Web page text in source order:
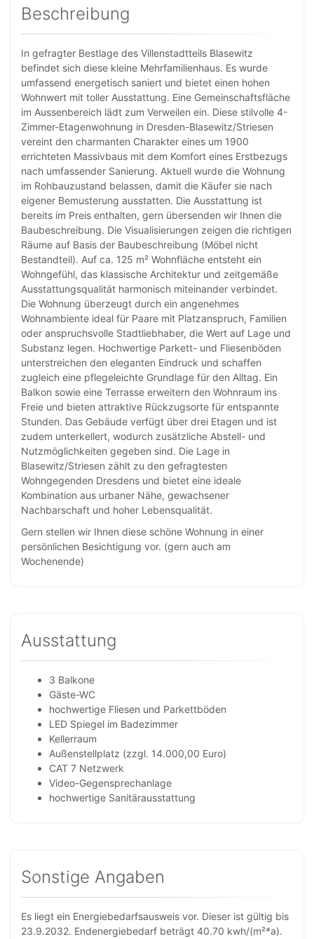
Beschreibung
In gefragter Bestlage des Villenstadtteils Blasewitz
befindet sich diese kleine Mehrfamilienhaus. Es wurde
umfassend energetisch saniert und bietet einen hohen
Wohnwert mit toller Ausstattung. Eine Gemeinschaftsfläche
im Aussenbereich lädt zum Verweilen ein. Diese stilvolle 4-
Zimmer-Etagenwohnung in Dresden-Blasewitz/Striesen
vereint den charmanten Charakter eines um 1900
errichteten Massivbaus mit dem Komfort eines Erstbezugs
nach umfassender Sanierung. Aktuell wurde die Wohnung
im Rohbauzustand belassen, damit die Käufer sie nach
eigener Bemusterung ausstatten. Die Ausstattung ist
bereits im Preis enthalten, gern übersenden wir Ihnen die
Baubeschreibung. Die Visualisierungen zeigen die richtigen
Räume auf Basis der Baubeschreibung (Möbel nicht
Bestandteil). Auf ca. 125 m² Wohnfläche entsteht ein
Wohngefühl, das klassische Architektur und zeitgemäße
Ausstattungsqualität harmonisch miteinander verbindet.
Die Wohnung überzeugt durch ein angenehmes
Wohnambiente ideal für Paare mit Platzanspruch, Familien
oder anspruchsvolle Stadtliebhaber, die Wert auf Lage und
Substanz legen. Hochwertige Parkett- und Fliesenböden
unterstreichen den eleganten Eindruck und schaffen
zugleich eine pflegeleichte Grundlage für den Alltag. Ein
Balkon sowie eine Terrasse erweitern den Wohnraum ins
Freie und bieten attraktive Rückzugsorte für entspannte
Stunden. Das Gebäude verfügt über drei Etagen und ist
zudem unterkellert, wodurch zusätzliche Abstell- und
Nutzmöglichkeiten gegeben sind. Die Lage in
Blasewitz/Striesen zählt zu den gefragtesten
Wohngegenden Dresdens und bietet eine ideale
Kombination aus urbaner Nähe, gewachsener
Nachbarschaft und hoher Lebensqualität.
Gern stellen wir Ihnen diese schöne Wohnung in einer
persönlichen Besichtigung vor. (gern auch am
Wochenende)
Ausstattung
3 Balkone
Gäste-WC
hochwertige Fliesen und Parkettböden
LED Spiegel im Badezimmer
Kellerraum
Außenstellplatz (zzgl. 14.000,00 Euro)
CAT 7 Netzwerk
Video-Gegensprechanlage
hochwertige Sanitärausstattung
Sonstige Angaben
Es liegt ein Energiebedarfsausweis vor. Dieser ist gültig bis
23.9.2032. Endenergiebedarf beträgt 40.70 kwh/(m²*a).